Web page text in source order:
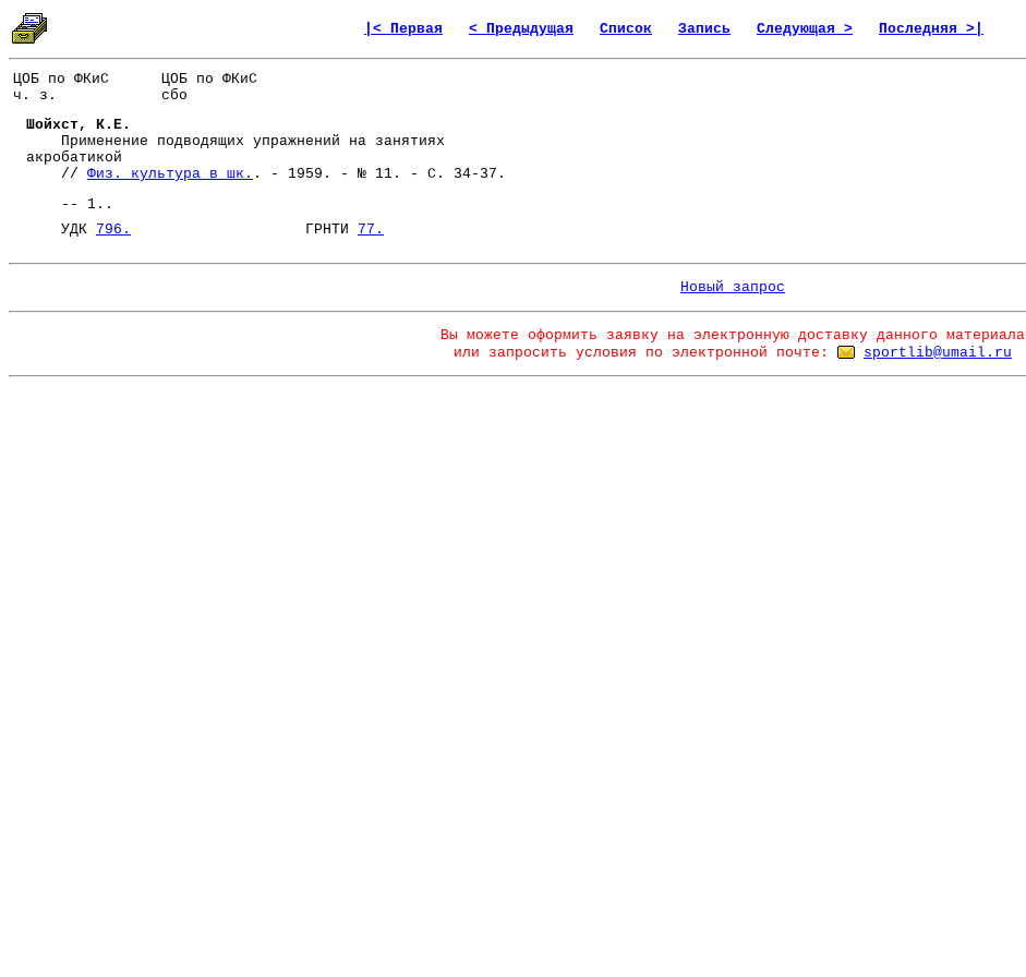
|< Первая < Предыдущая Список Запись Следующая > Последняя >|
ЦОБ по ФКиС
ч. з.
ЦОБ по ФКиС
сбо
Шойхст, К.Е.
Применение подводящих упражнений на занятиях
акробатикой
// Физ. культура в шк. . - 1959. - № 11. - С. 34-37.
-- 1..
УДК 796. ГРНТИ 77.
Новый запрос
Вы можете оформить заявку на электронную доставку данного материала
или запросить условия по электронной почте:
sportlib@umail.ru